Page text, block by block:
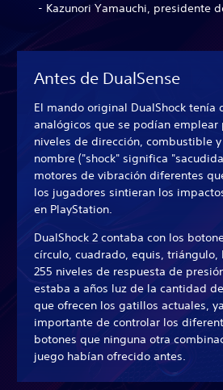
- Kazunori Yamauchi, presidente
Antes de DualSense
El mando original DualShock tenía
analógicos que se podían emplear
niveles de dirección, combustible
nombre ("shock" significa
motores de vibración diferentes
los jugadores sintieran los
en PlayStation.
DualShock 2 contaba con los
círculo, cuadrado, equis, triángulo,
255 niveles de respuesta de
estaba a años luz de la cantidad
que ofrecen los gatillos actuales,
importante de controlar los
botones que ninguna otra
juego habían ofrecido antes.